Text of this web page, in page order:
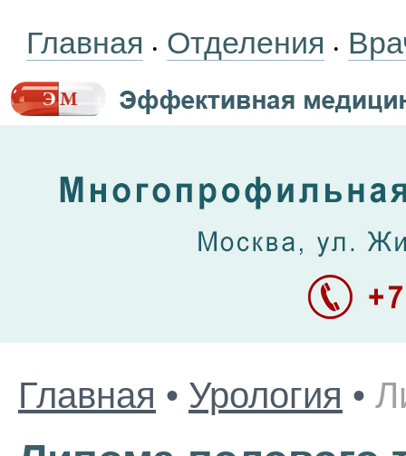
Главная • Отделения •
Главная • Урология •